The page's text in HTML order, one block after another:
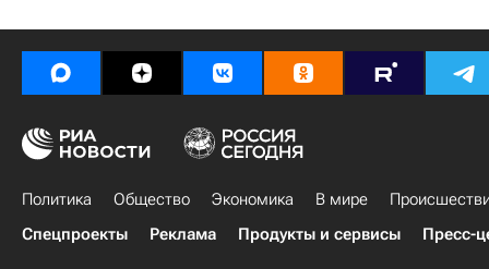
Политика Общество Экономика В мире
Спецпроекты
Реклама Продукты и сервисы Пресс-